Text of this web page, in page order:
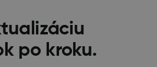
po kroku.